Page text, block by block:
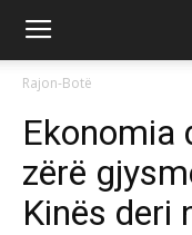
Rajon-Botë
Ekonomia
zërë
Kinës deri